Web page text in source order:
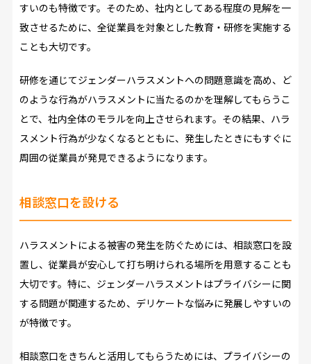
すいのも特徴です。そのため、社内としてある程度の見解を一
致させるために、全従業員を対象とした教育・研修を実施する
ことも大切です。
研修を通じてジェンダーハラスメントへの問題意識を高め、ど
のような行為がハラスメントに当たるのかを理解してもらうこ
とで、社内全体のモラルを向上させられます。その結果、ハラ
スメント行為が少なくなるとともに、発生したときにもすぐに
周囲の従業員が発見できるようになります。
相談窓口を設ける
ハラスメントによる被害の発生を防ぐためには、相談窓口を設
置し、従業員が安心して打ち明けられる場所を用意することも
大切です。特に、ジェンダーハラスメントはプライバシーに関
する問題が関連するため、デリケートな悩みに発展しやすいの
が特徴です。
相談窓口をきちんと活用してもらうためには、プライバシーの